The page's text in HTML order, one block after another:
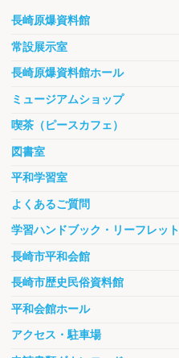
長崎原爆資料館
常設展示室
長崎原爆資料館ホール
ミュージアムショップ
喫茶（ピースカフェ）
図書室
平和学習室
よくあるご質問
学習ハンドブック・リーフレット
長崎市平和会館
長崎市歴史民俗資料館
平和会館ホール
アクセス・駐車場